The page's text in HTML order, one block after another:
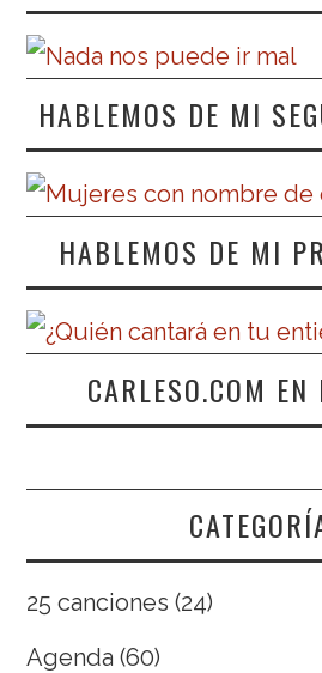
HABLEMOS DE MI
HABLEMOS DE MI
CARLESO.COM EN
25 canciones (24)
Agenda (60)